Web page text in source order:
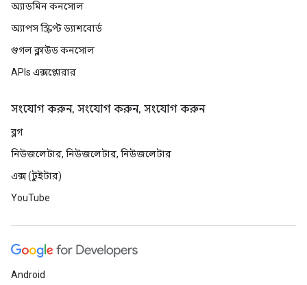
অ্যাডমিন কনসোল
অ্যাপস স্ক্রিপ্ট ড্যাশবোর্ড
গুগল ক্লাউড কনসোল
APIs এক্সপ্লোরার
সংযোগ করুন, সংযোগ করুন, সংযোগ করুন
ব্লগ
নিউজলেটার, নিউজলেটার, নিউজলেটার
এক্স (টুইটার)
YouTube
Android